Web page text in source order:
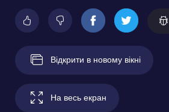
Відкрити в новому вікні
На весь екран